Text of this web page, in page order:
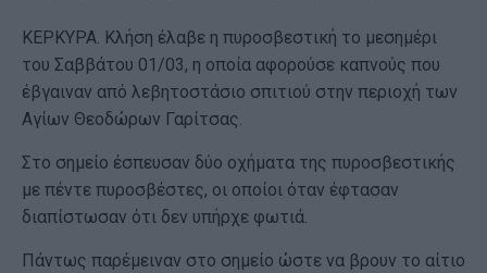
ΚΕΡΚΥΡΑ. Κλήση έλαβε η πυροσβεστική το μεσημέρι
του Σαββάτου 01/03, η οποία αφορούσε καπνούς που
έβγαιναν από λεβητοστάσιο σπιτιού στην περιοχή των
Αγίων Θεοδώρων Γαρίτσας.
Στο σημείο έσπευσαν δύο οχήματα της πυροσβεστικής
με πέντε πυροσβέστες, οι οποίοι όταν έφτασαν
διαπίστωσαν ότι δεν υπήρχε φωτιά.
Πάντως παρέμειναν στο σημείο ώστε να βρουν το αίτιο